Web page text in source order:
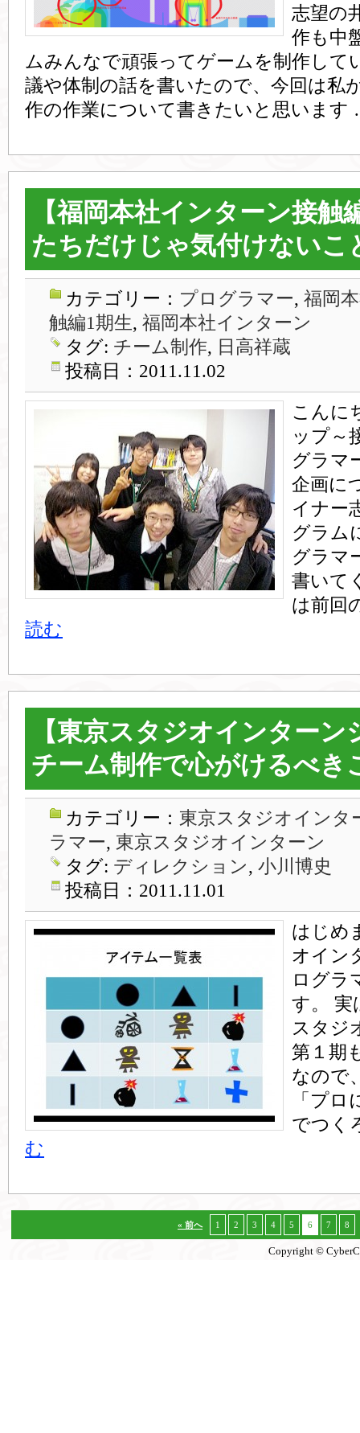
志望の
作も中
ムみんなで頑張ってゲームを制作して
議や体制の話を書いたので、今回は私
作の作業について書きたいと思います
【福岡本社インターン接触
たちだけじゃ気付けないこ
カテゴリー： プログラマー, 福岡
触編1期生, 福岡本社インターン
タグ: チーム制作, 日高祥蔵
投稿日：2011.11.02
こんに
ップ～
グラマ
企画に
イナー
グラム
グラマ
書いて
は前回
読む
【東京スタジオインターン
チーム制作で心がけるべき
カテゴリー： 東京スタジオインタ
ラマー, 東京スタジオインターン
タグ: ディレクション, 小川博史
投稿日：2011.11.01
はじめ
オイン
ログラ
す。 実
スタジ
第１期
なので
「プ
でつく
む
« 前へ 1 2 3 4 5 6 7 8
Copyright ©